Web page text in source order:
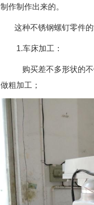
制作制作出来的。
这种不锈钢螺钉零件的
1.车床加工：
购买差不多形状的不锈
做粗加工；